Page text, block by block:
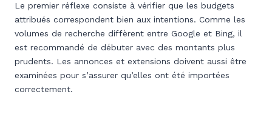
Le premier réflexe consiste à vérifier que les budgets
attribués correspondent bien aux intentions. Comme les
volumes de recherche diffèrent entre Google et Bing, il
est recommandé de débuter avec des montants plus
prudents. Les annonces et extensions doivent aussi être
examinées pour s’assurer qu’elles ont été importées
correctement.